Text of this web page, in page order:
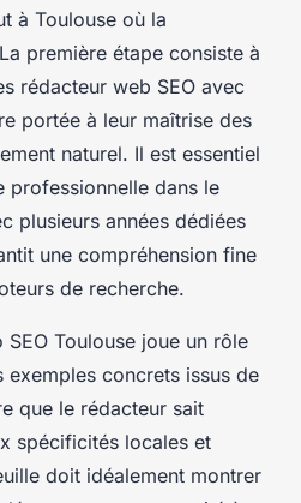
à Toulouse où la
première étape consiste à
rédacteur web SEO avec
portée à leur maîtrise des
naturel. Il est essentiel
professionnelle dans le
plusieurs années dédiées
une compréhension fine
de recherche.
Toulouse joue un rôle
exemples concrets issus de
que le rédacteur sait
spécificités locales et
doit idéalement montrer